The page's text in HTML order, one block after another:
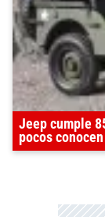
Jeep cumple
pocos conocen